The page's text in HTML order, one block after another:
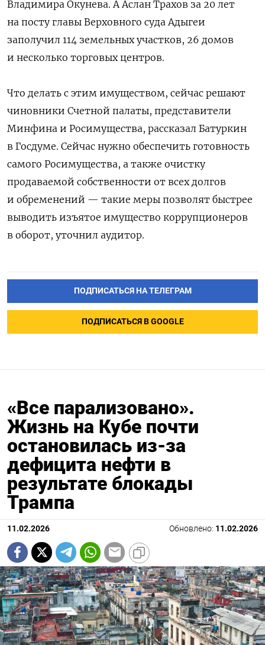
Владимира Окунева. А Аслан Трахов за 20 лет
на посту главы Верховного суда Адыгеи
заполучил 114 земельных участков, 26 домов
и несколько торговых центров.
Что делать с этим имуществом, сейчас решают
чиновники Счетной палаты, представители
Минфина и Росимущества, рассказал Батуркин
в Госдуме. Сейчас нужно обеспечить готовность
самого Росимущества, а также очистку
продаваемой собственности от всех долгов
и обременений — такие меры позволят быстрее
выводить изъятое имущество коррупционеров
в оборот, уточнил аудитор.
ПОДПИСАТЬСЯ НА ТЕЛЕГРАМ
ПОДПИСАТЬСЯ В GOOGLE
«Все парализовано».
Жизнь на Кубе почти
остановилась из-за
дефицита нефти в
результате блокады
Трампа
11.02.2026 Обновлено: 11.02.2026